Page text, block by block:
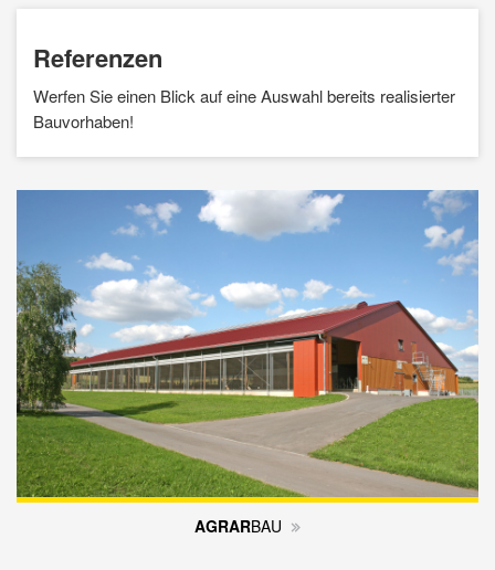
Referenzen
Werfen Sie einen Blick auf eine Auswahl bereits realisierter
Bauvorhaben!
AGRAR­BAU